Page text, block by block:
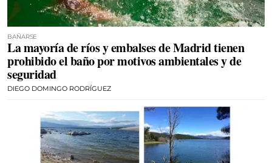
BAÑARSE
La mayoría de ríos y embalses de Madrid tienen
prohibido el baño por motivos ambientales y de
seguridad
DIEGO DOMINGO RODRÍGUEZ